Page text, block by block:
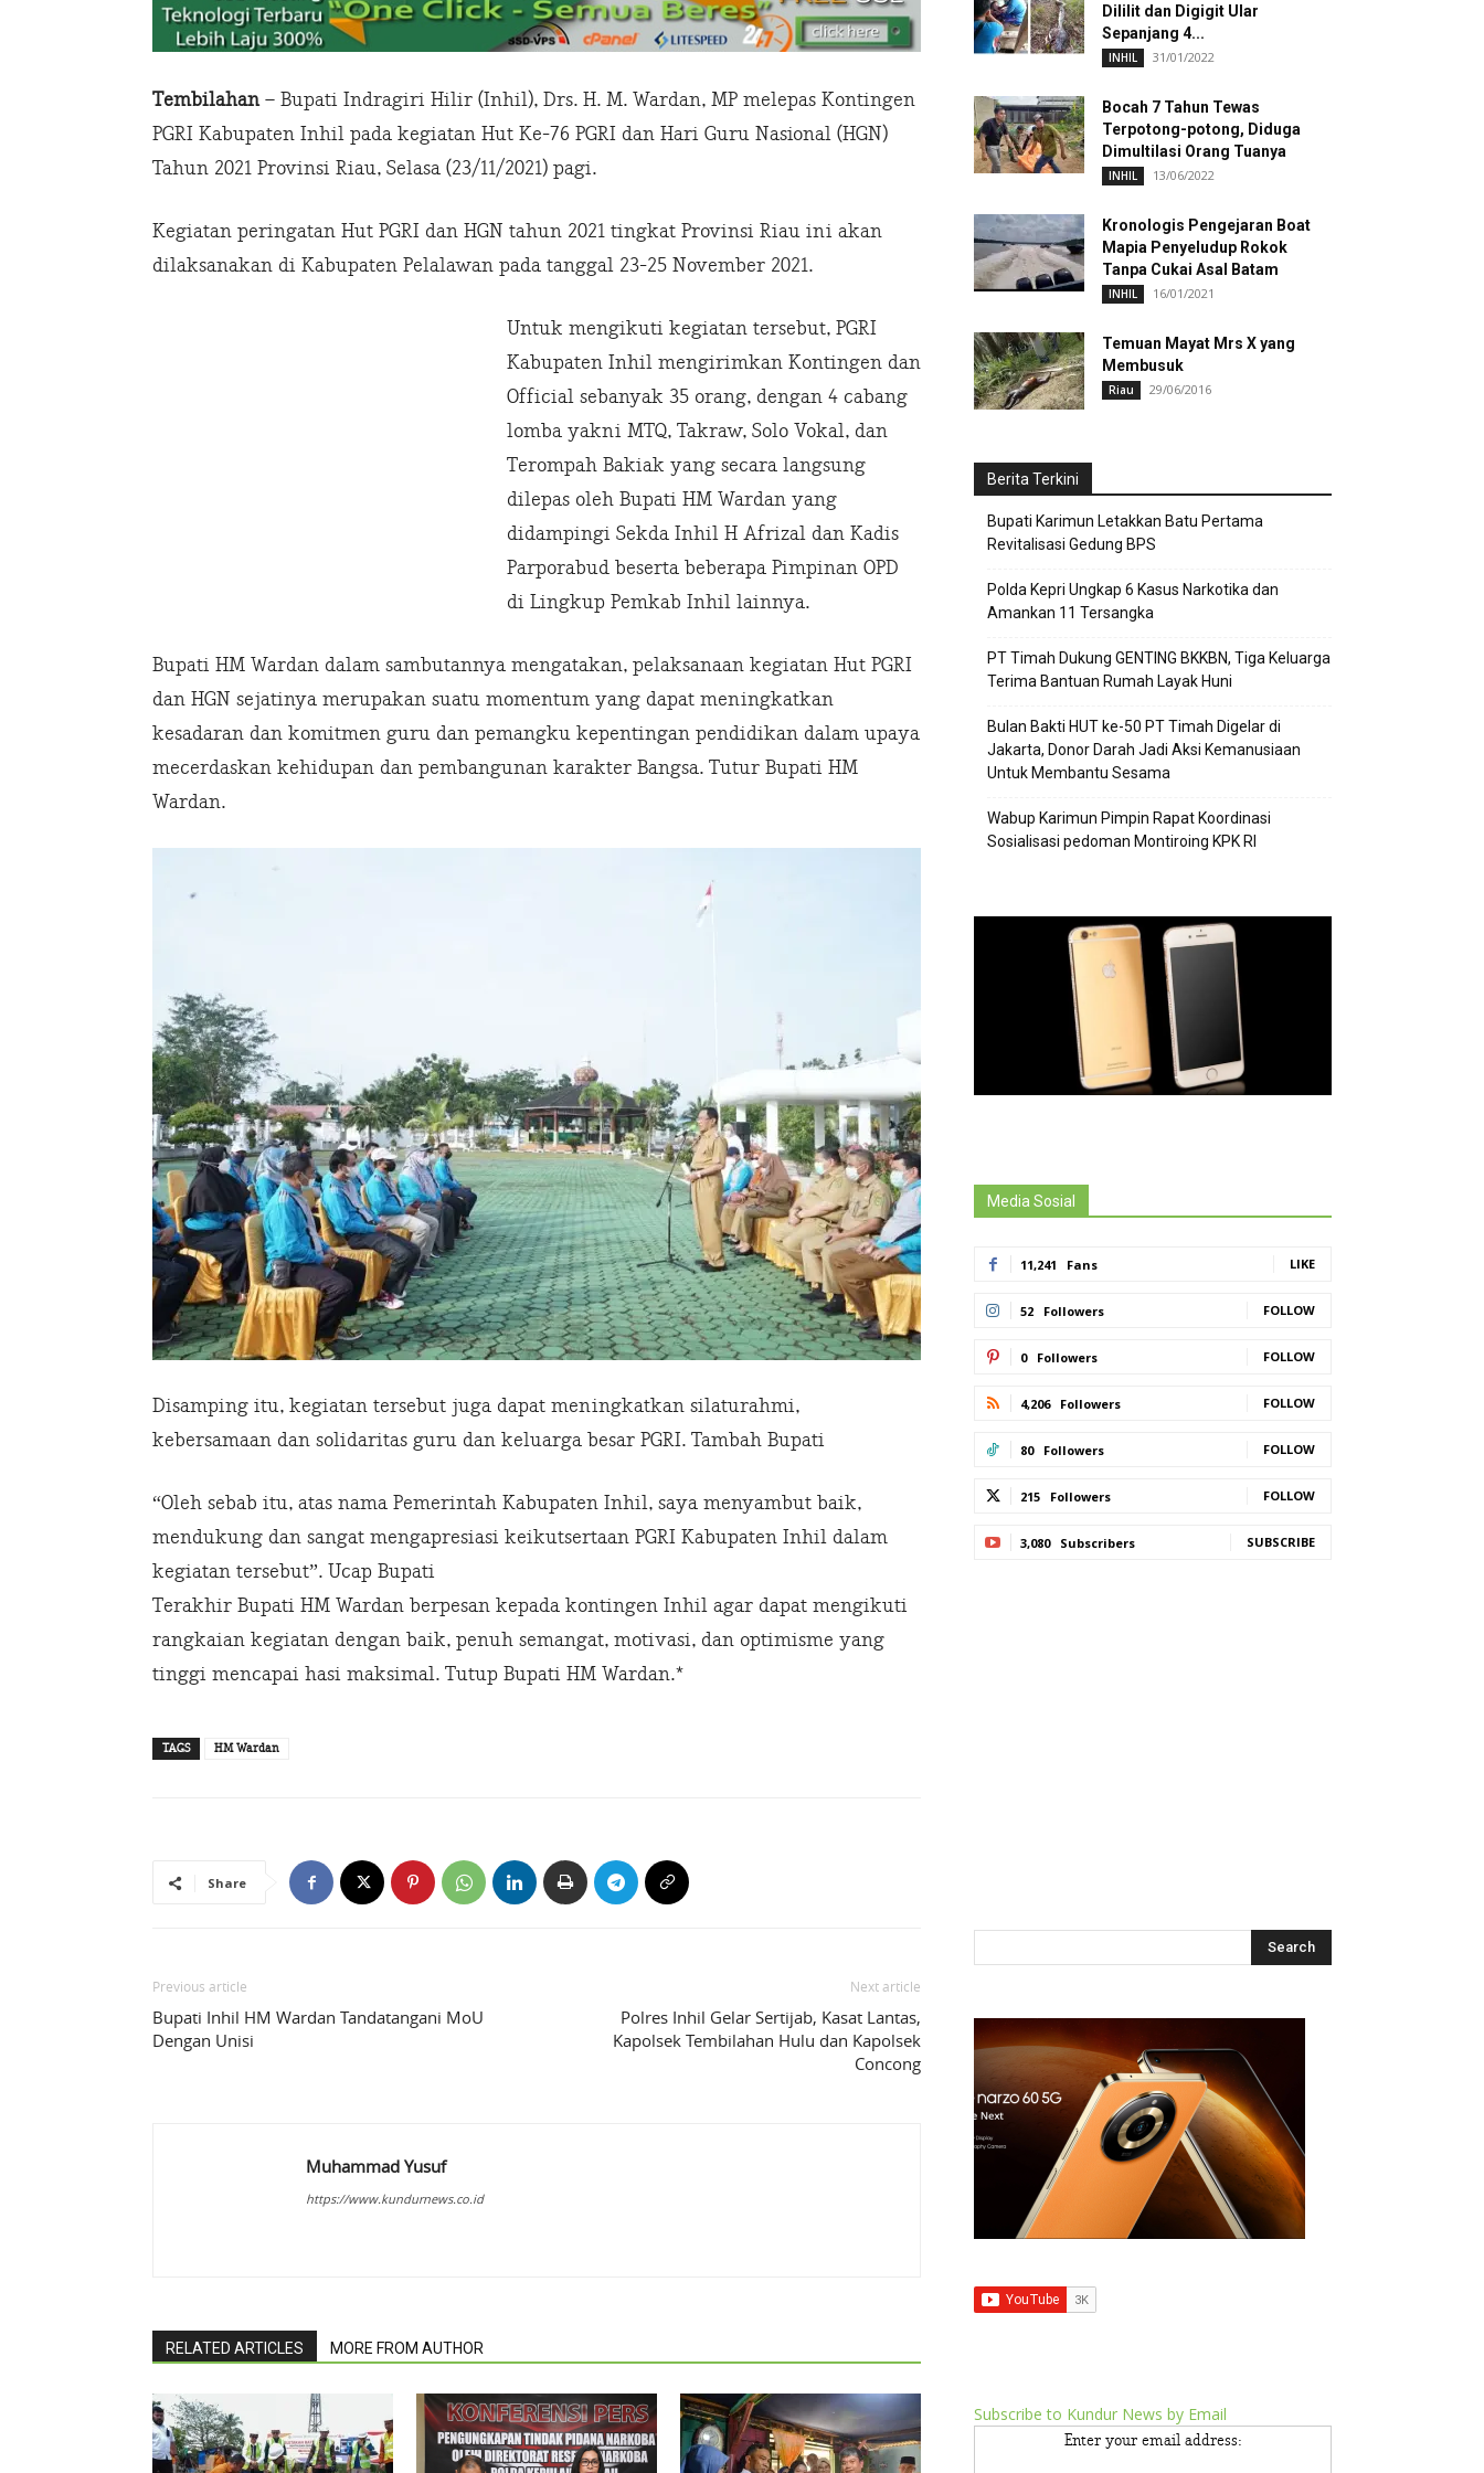
Tembilahan– Bupati Indragiri Hilir (Inhil), Drs. H. M. Wardan, MP melepas Kontingen
PGRI Kabupaten Inhil pada kegiatan Hut Ke-76 PGRI dan Hari Guru Nasional (HGN)
Tahun 2021 Provinsi Riau, Selasa (23/11/2021) pagi.
Kegiatan peringatan Hut PGRI dan HGN tahun 2021 tingkat Provinsi Riau ini akan
dilaksanakan di Kabupaten Pelalawan pada tanggal 23-25 November 2021.
Untuk mengikuti kegiatan tersebut, PGRI
Kabupaten Inhil mengirimkan Kontingen dan
Official sebanyak 35 orang, dengan 4 cabang
lomba yakni MTQ, Takraw, Solo Vokal, dan
Terompah Bakiak yang secara langsung
dilepas oleh Bupati HM Wardan yang
didampingi Sekda Inhil H Afrizal dan Kadis
Parporabud beserta beberapa Pimpinan OPD
di Lingkup Pemkab Inhil lainnya.
Bupati HM Wardan dalam sambutannya mengatakan, pelaksanaan kegiatan Hut PGRI
dan HGN sejatinya merupakan suatu momentum yang dapat meningkatkan
kesadaran dan komitmen guru dan pemangku kepentingan pendidikan dalam upaya
mecerdaskan kehidupan dan pembangunan karakter Bangsa. Tutur Bupati HM
Wardan.
Disamping itu, kegiatan tersebut juga dapat meningkatkan silaturahmi,
kebersamaan dan solidaritas guru dan keluarga besar PGRI. Tambah Bupati
“Oleh sebab itu, atas nama Pemerintah Kabupaten Inhil, saya menyambut baik,
mendukung dan sangat mengapresiasi keikutsertaan PGRI Kabupaten Inhil dalam
kegiatan tersebut”. Ucap Bupati
Terakhir Bupati HM Wardan berpesan kepada kontingen Inhil agar dapat mengikuti
rangkaian kegiatan dengan baik, penuh semangat, motivasi, dan optimisme yang
tinggi mencapai hasi maksimal. Tutup Bupati HM Wardan.*
TAGS HM Wardan
Share
Previous article
Bupati Inhil HM Wardan Tandatangani MoU
Dengan Unisi
Next article
Polres Inhil Gelar Sertijab, Kasat Lantas,
Kapolsek Tembilahan Hulu dan Kapolsek
Concong
Muhammad Yusuf
https://www.kundurnews.co.id
RELATED ARTICLES MORE FROM AUTHOR
Dililit dan Digigit Ular
Sepanjang 4...
INHIL 31/01/2022
Bocah 7 Tahun Tewas
Terpotong-potong, Diduga
Dimultilasi Orang Tuanya
INHIL 13/06/2022
Kronologis Pengejaran Boat
Mapia Penyeludup Rokok
Tanpa Cukai Asal Batam
INHIL 16/01/2021
Temuan Mayat Mrs X yang
Membusuk
Riau 29/06/2016
Berita Terkini
Bupati Karimun Letakkan Batu Pertama
Revitalisasi Gedung BPS
Polda Kepri Ungkap 6 Kasus Narkotika dan
Amankan 11 Tersangka
PT Timah Dukung GENTING BKKBN, Tiga Keluarga
Terima Bantuan Rumah Layak Huni
Bulan Bakti HUT ke-50 PT Timah Digelar di
Jakarta, Donor Darah Jadi Aksi Kemanusiaan
Untuk Membantu Sesama
Wabup Karimun Pimpin Rapat Koordinasi
Sosialisasi pedoman Montiroing KPK RI
Media Sosial
11,241 Fans LIKE
52 Followers FOLLOW
0 Followers FOLLOW
4,206 Followers FOLLOW
80 Followers FOLLOW
215 Followers FOLLOW
3,080 Subscribers SUBSCRIBE
Subscribe to Kundur News by Email
Enter your email address: